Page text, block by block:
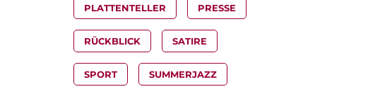
PLATTENTELLER PRESSE
RÜCKBLICK SATIRE
SPORT SUMMERJAZZ